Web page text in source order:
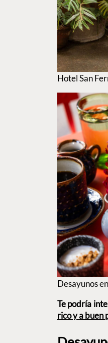
Hotel San
Desayunos
Te podría
rico y a buen